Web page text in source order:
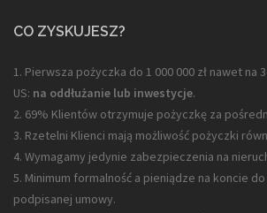
CO ZYSKUJESZ?
1. Pierwsza pożyczka do 1 000 000 zł nawet na
US: na oddłużanie lub inwestycje.
2. 69% Klientów otrzymuje pożyczkę za
3. Rzetelni Klienci mają możliwość pożyczki
4. Wymagamy jedynie zabezpieczenia na
5. Minimum formalność a pieniądze na koncie
podpisanej umowy.